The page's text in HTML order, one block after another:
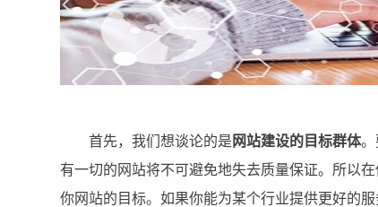
首先，我们想谈论的是 网站建设的目标群体。
有一切的网站将不可避免地失去质量保证。所以
你网站的目标。如果你能为某个行业提供更好的